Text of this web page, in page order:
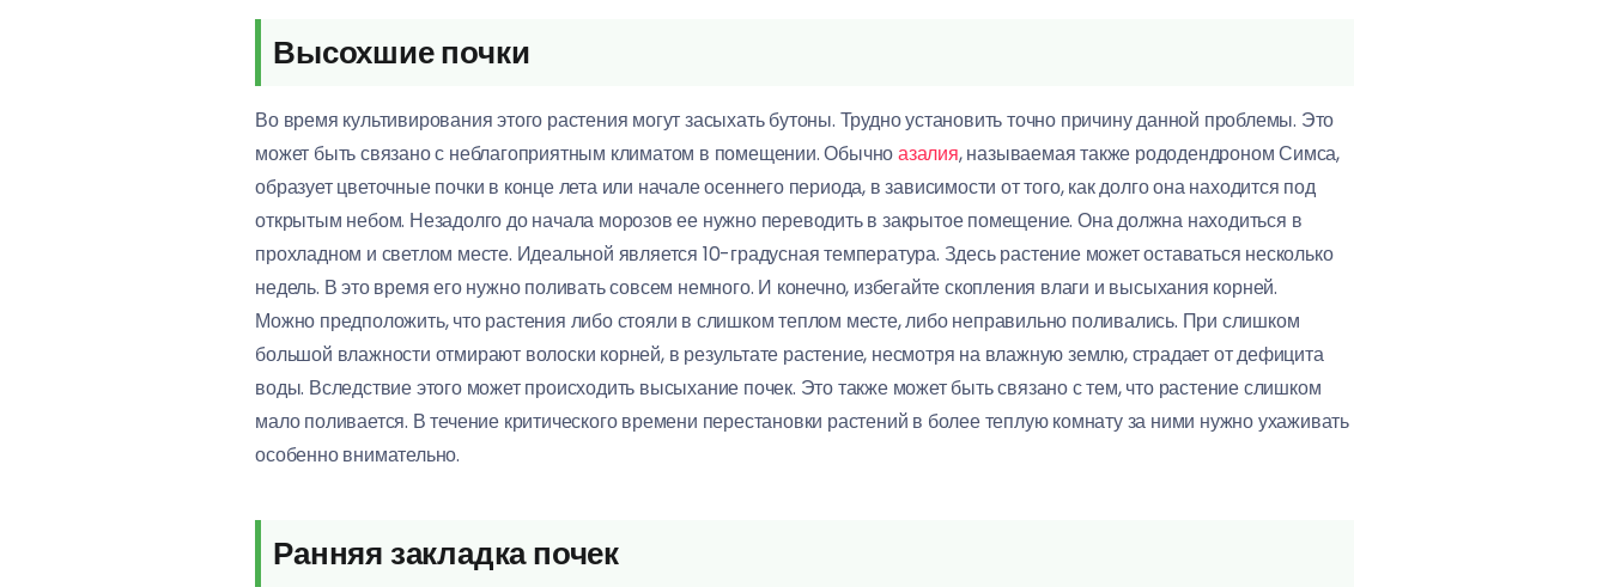
Высохшие почки
Во время культивирования этого растения могут засыхать бутоны. Трудно установить точно причину данной проблемы. Это
может быть связано с неблагоприятным климатом в помещении. Обычноазалия, называемая также рододендроном Симса,
образует цветочные почки в конце лета или начале осеннего периода, в зависимости от того, как долго она находится под
открытым небом. Незадолго до начала морозов ее нужно переводить в закрытое помещение. Она должна находиться в
прохладном и светлом месте. Идеальной является 10-градусная температура. Здесь растение может оставаться несколько
недель. В это время его нужно поливать совсем немного. И конечно, избегайте скопления влаги и высыхания корней.
Можно предположить, что растения либо стояли в слишком теплом месте, либо неправильно поливались. При слишком
большой влажности отмирают волоски корней, в результате растение, несмотря на влажную землю, страдает от дефицита
воды. Вследствие этого может происходить высыхание почек. Это также может быть связано с тем, что растение слишком
мало поливается. В течение критического времени перестановки растений в более теплую комнату за ними нужно ухаживать
особенно внимательно.
Ранняя закладка почек